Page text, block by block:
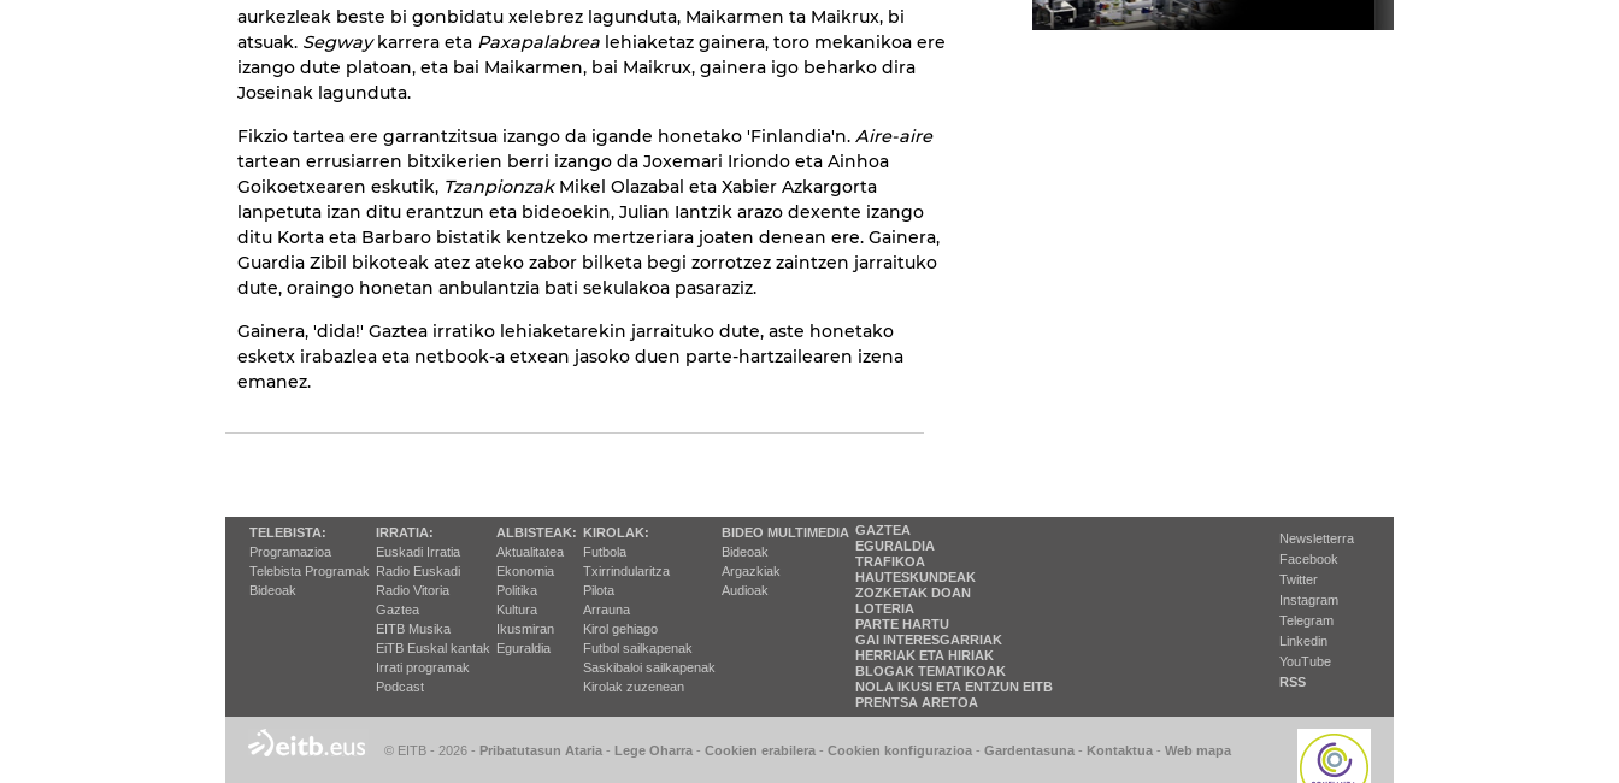
aurkezleak beste bi gonbidatu xelebrez lagunduta, Maikarmen ta Maikrux, bi
atsuak. Segwaykarrera eta Paxapalabrea lehiaketaz gainera, toro mekanikoa ere
izango dute platoan, eta bai Maikarmen, bai Maikrux, gainera igo beharko dira
Joseinak lagunduta.
Fikzio tartea ere garrantzitsua izango da igande honetako 'Finlandia'n. Aire-aire
tartean errusiarren bitxikerien berri izango da Joxemari Iriondo eta Ainhoa
Goikoetxearen eskutik, TzanpionzakMikel Olazabal eta Xabier Azkargorta
lanpetuta izan ditu erantzun eta bideoekin, Julian Iantzik arazo dexente izango
ditu Korta eta Barbaro bistatik kentzeko mertzeriara joaten denean ere. Gainera,
Guardia Zibil bikoteak atez ateko zabor bilketa begi zorrotzez zaintzen jarraituko
dute, oraingo honetan anbulantzia bati sekulakoa pasaraziz.
Gainera, 'dida!' Gaztea irratiko lehiaketarekin jarraituko dute, aste honetako
esketx irabazlea eta netbook-a etxean jasoko duen parte-hartzailearen izena
emanez.
TELEBISTA:
Programazioa
Telebista Programak
Bideoak
IRRATIA:
Euskadi Irratia
Radio Euskadi
Radio Vitoria
Gaztea
EITB Musika
EiTB Euskal kantak
Irrati programak
Podcast
ALBISTEAK:
Aktualitatea
Ekonomia
Politika
Kultura
Ikusmiran
Eguraldia
KIROLAK:
Futbola
Txirrindularitza
Pilota
Arrauna
Kirol gehiago
Futbol sailkapenak
Saskibaloi sailkapenak
Kirolak zuzenean
BIDEO MULTIMEDIA
Bideoak
Argazkiak
Audioak
GAZTEA
EGURALDIA
TRAFIKOA
HAUTESKUNDEAK
ZOZKETAK DOAN
LOTERIA
PARTE HARTU
GAI INTERESGARRIAK
HERRIAK ETA HIRIAK
BLOGAK TEMATIKOAK
NOLA IKUSI ETA ENTZUN EITB
PRENTSA ARETOA
Newsletterra
Facebook
Twitter
Instagram
Telegram
Linkedin
YouTube
RSS
© EITB - 2026 - Pribatutasun Ataria - Lege Oharra - Cookien erabilera - Cookien konfigurazioa - Gardentasuna - Kontaktua - Web mapa